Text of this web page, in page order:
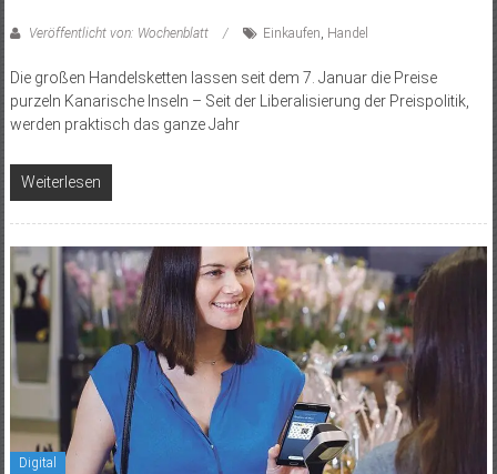
Veröffentlicht von: Wochenblatt Einkaufen, Handel
Die großen Handelsketten lassen seit dem 7. Januar die Preise
purzeln Kanarische Inseln – Seit der Liberalisierung der Preispolitik,
werden praktisch das ganze Jahr
Weiterlesen
Digital